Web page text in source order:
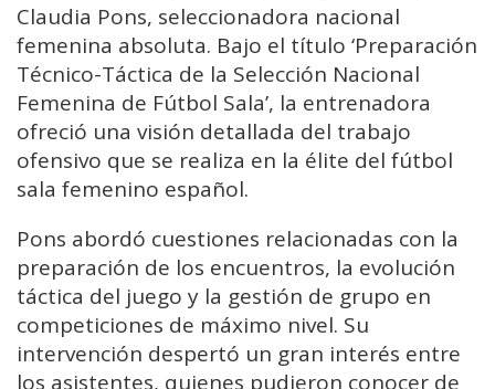
Claudia Pons, seleccionadora nacional
femenina absoluta. Bajo el título ‘Preparación
Técnico-Táctica de la Selección Nacional
Femenina de Fútbol Sala’, la entrenadora
ofreció una visión detallada del trabajo
ofensivo que se realiza en la élite del fútbol
sala femenino español.
Pons abordó cuestiones relacionadas con la
preparación de los encuentros, la evolución
táctica del juego y la gestión de grupo en
competiciones de máximo nivel. Su
intervención despertó un gran interés entre
los asistentes, quienes pudieron conocer de